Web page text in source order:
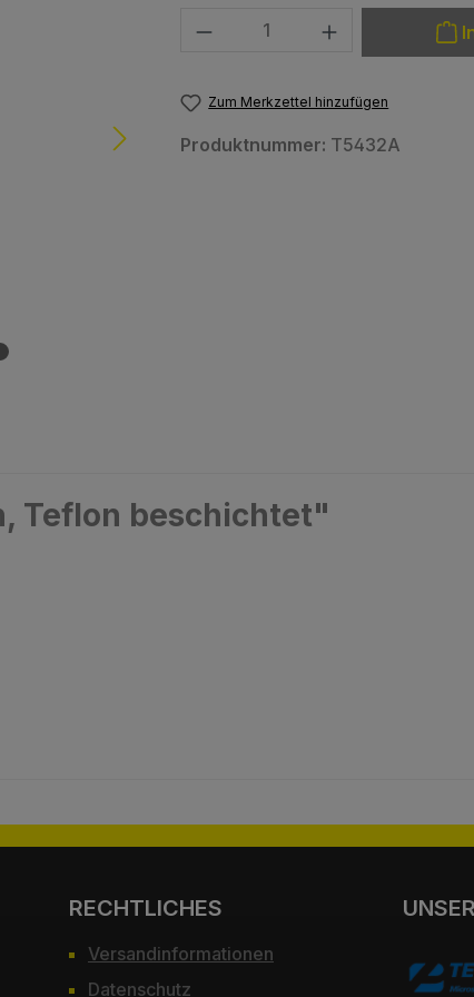
Produkt Anzahl: Gib den
Zum Merkzettel hinzufügen
Produktnummer: T5432A
Teflon beschichtet"
RECHTLICHES
Versandinformationen
Datenschutz